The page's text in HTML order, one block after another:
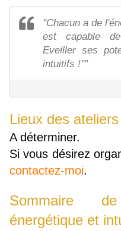
"Chacun a de
est capable
Eveiller ses
intuitifs !""
Lieux des
A déterminer.
Si vous désirez
contactez-moi.
Sommaire
énergétique et